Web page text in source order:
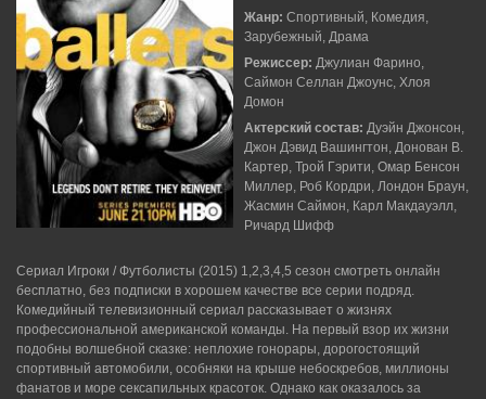
Жанр: Спортивный, Комедия,
Зарубежный, Драма
Режиссер: Джулиан Фарино,
Саймон Селлан Джоунс, Хлоя
Домон
Актерский состав: Дуэйн Джонсон,
Джон Дэвид Вашингтон, Донован В.
Картер, Трой Гэрити, Омар Бенсон
Миллер, Роб Кордри, Лондон Браун,
Жасмин Саймон, Карл Макдауэлл,
Ричард Шифф
Сериал Игроки / Футболисты (2015) 1,2,3,4,5 сезон смотреть онлайн
бесплатно, без подписки в хорошем качестве все серии подряд.
Комедийный телевизионный сериал рассказывает о жизнях
профессиональной американской команды. На первый взор их жизни
подобны волшебной сказке: неплохие гонорары, дорогостоящий
спортивный автомобили, особняки на крыше небоскребов, миллионы
фанатов и море сексапильных красоток. Однако как оказалось за